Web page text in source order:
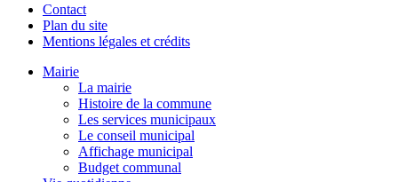
Contact
Plan du site
Mentions légales et crédits
Mairie
La mairie
Histoire de la commune
Les services municipaux
Le conseil municipal
Affichage municipal
Budget communal